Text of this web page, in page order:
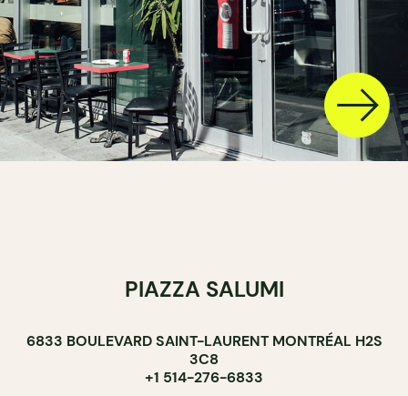
PIAZZA SALUMI
6833 BOULEVARD SAINT-LAURENT MONTRÉAL H2S
3C8
+1 514-276-6833